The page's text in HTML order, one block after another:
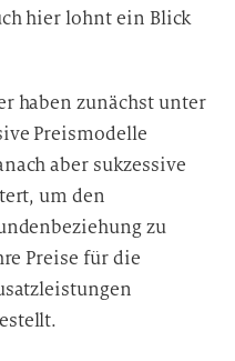
hier lohnt ein Blick
haben zunächst unter
Preismodelle
aber sukzessive
um den
zu
Preise für die